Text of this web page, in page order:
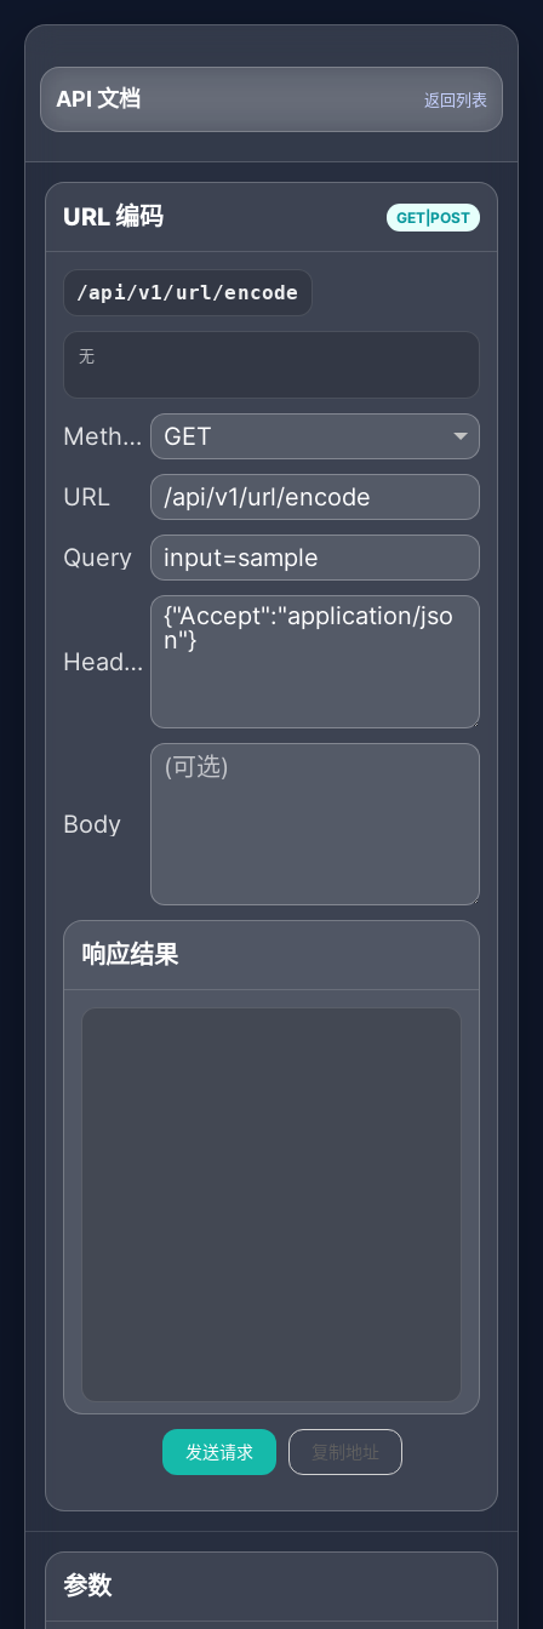
API 文档 返回列表
URL 编码 GET|POST
/api/v1/url/encode
无
Method
URL
Query
Headers
Body
响应结果
发送请求 复制地址
参数